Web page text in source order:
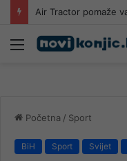
Meni
Početna / Sport
BiH Sport Svijet